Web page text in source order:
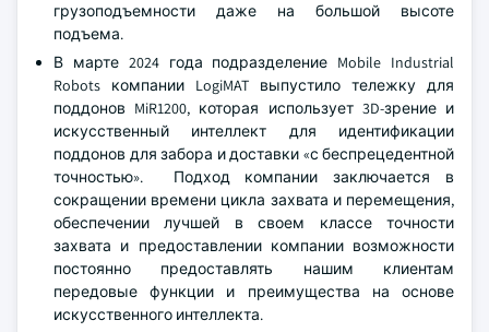
грузоподъемности даже на большой высоте
подъема.
В марте 2024 года подразделение Mobile Industrial
Robots компании LogiMAT выпустило тележку для
поддонов MiR1200, которая использует 3D-зрение и
искусственный интеллект для идентификации
поддонов для забора и доставки «с беспрецедентной
точностью». Подход компании заключается в
сокращении времени цикла захвата и перемещения,
обеспечении лучшей в своем классе точности
захвата и предоставлении компании возможности
постоянно предоставлять нашим клиентам
передовые функции и преимущества на основе
искусственного интеллекта.